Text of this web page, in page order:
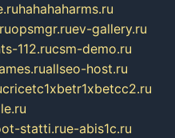
hahahaharms.ru
opsmgr.ruev-gallery.ru
112.rucsm-demo.ru
allseo-host.ru
cricetc1xbetr1xbetcc2.ru
statti.rue-abis1c.ru